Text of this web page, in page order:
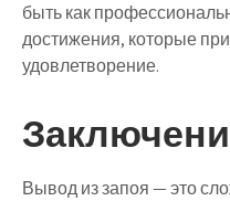
быть как
достижения, которые
удовлетворение.
Вывод из запоя — это